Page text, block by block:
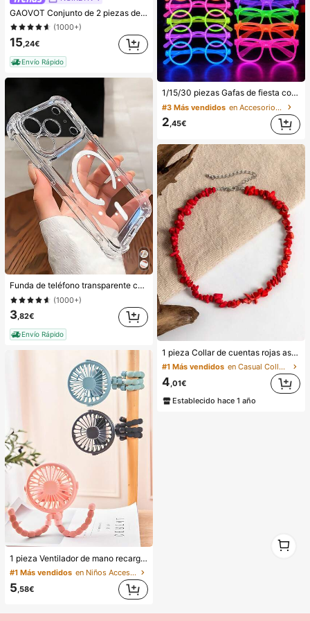
GAOVOT Conjunto de 2 piezas de verano para mujer, top de camiseta y shorts ajustados de cintura alta, adecuado para correr, entrenamiento, yoga, fitness elegante
(1000+)
15,24€
Envío Rápido
Funda de teléfono transparente con absorción magnética a prueba de golpes, compatible con iPhone 17 Pro Max/17 Pro/17 Air/17/16 Pro Max/16 Pro/16 Plus/16 E/16/15 Pro Max/15 Pro/15 Plus/15/14 Pro Max/14 Pro/14 Plus/14/13 Pro Max/13/13 Pro/13 Mini/12 Pro Max/12/12 Pro/12 Mini/11/11 Pro/11 Pro Max/Xs/X/Xr/Xs Max/7 Plus/8 Plus/7g/8g, esquinas a prueba de golpes, compatible con, regalo de primavera, cumpleaños, profesional, vuelta al colegio
(1000+)
3,82€
Envío Rápido
1 pieza Ventilador de mano recargable con forma de pulpo, adecuado para el hogar, el transporte, el exterior, el ciclismo, adultos & niños, portátil multifunción con trípode, capacidad de batería: 500mAh (el trípode es frágil, por favor no lo retuerza excesivamente), imprescindible
#1 Más vendidos en Niños Accesorios para cochecitos de bebé
5 ,58€
1/15/30 piezas Gafas de fiesta con luz, Gafas de fiesta fluorescentes, Gafas de fiesta de neón de colores brillantes, Gafas luminosas que cambian de color, Adecuadas para bares, KTVs, fiestas y cabinas fotográficas, conciertos - Material de plástico, sin necesidad de energía - Sin plumas, Halloween
#3 Más vendidos en Accesorios de fiesta
2,45€
1 pieza Collar de cuentas rojas asimétrico elegante y vintage de estilo bohemio, adecuado para el uso diario o fiestas de las mujeres
#1 Más vendidos en Casual Collares de cuentas para mujer
4 ,01€
Establecido hace 1 año